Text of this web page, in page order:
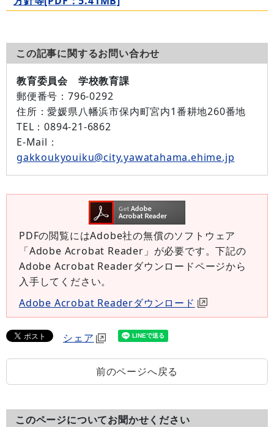
この記事に関するお問い合わせ
教育委員会 学校教育課
郵便番号： 796-0292
住所：愛媛県八幡浜市保内町宮内1番耕地260番地
TEL：0894-21-6862
E-Mail：
gakkoukyouiku@city.yawatahama.ehime.jp
PDFの閲覧にはAdobe社の無償のソフトウェア
「Adobe Acrobat Reader」が必要です。下記の
Adobe Acrobat Readerダウンロードページから
入手してください。
Adobe Acrobat Readerダウンロード
シェア
前のページへ戻る
このページについてお聞かせください